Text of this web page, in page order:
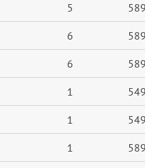
5 589
6 589
6 589
1 549
1 549
1 589